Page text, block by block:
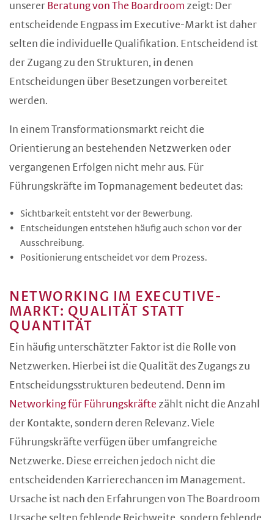
unserer Beratung von The Boardroom zeigt: Der
entscheidende Engpass im Executive-Markt ist daher
selten die individuelle Qualifikation. Entscheidend ist
der Zugang zu den Strukturen, in denen
Entscheidungen über Besetzungen vorbereitet
werden.
In einem Transformationsmarkt reicht die
Orientierung an bestehenden Netzwerken oder
vergangenen Erfolgen nicht mehr aus. Für
Führungskräfte im Topmanagement bedeutet das:
Sichtbarkeit entsteht vor der Bewerbung.
Entscheidungen entstehen häufig auch schon vor der
Ausschreibung.
Positionierung entscheidet vor dem Prozess.
NETWORKING IM EXECUTIVE-
MARKT: QUALITÄT STATT
QUANTITÄT
Ein häufig unterschätzter Faktor ist die Rolle von
Netzwerken. Hierbei ist die Qualität des Zugangs zu
Entscheidungsstrukturen bedeutend. Denn im
Networking für Führungskräfte zählt nicht die Anzahl
der Kontakte, sondern deren Relevanz. Viele
Führungskräfte verfügen über umfangreiche
Netzwerke. Diese erreichen jedoch nicht die
entscheidenden Karrierechancen im Management.
Ursache ist nach den Erfahrungen von The Boardroom